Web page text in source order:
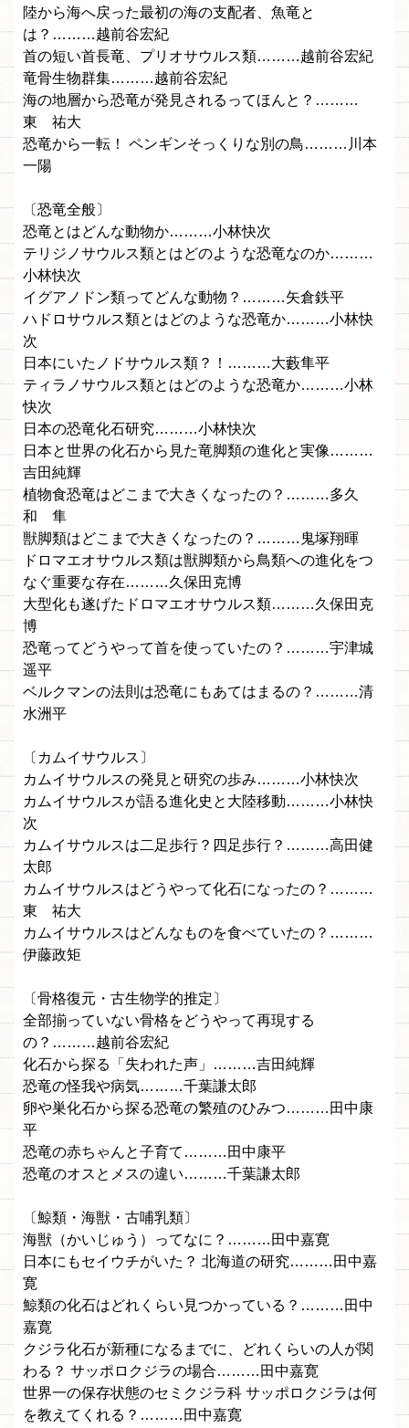
陸から海へ戻った最初の海の支配者、魚竜と
は？………越前谷宏紀
首の短い首長竜、プリオサウルス類………越前谷宏紀
竜骨生物群集………越前谷宏紀
海の地層から恐竜が発見されるってほんと？………
東 祐大
恐竜から一転！ ペンギンそっくりな別の鳥………川本
一陽
〔恐竜全般〕
恐竜とはどんな動物か………小林快次
テリジノサウルス類とはどのような恐竜なのか………
小林快次
イグアノドン類ってどんな動物？………矢倉鉄平
ハドロサウルス類とはどのような恐竜か………小林快
次
日本にいたノドサウルス類？！………大藪隼平
ティラノサウルス類とはどのような恐竜か………小林
快次
日本の恐竜化石研究………小林快次
日本と世界の化石から見た竜脚類の進化と実像………
吉田純輝
植物食恐竜はどこまで大きくなったの？………多久
和 隼
獣脚類はどこまで大きくなったの？………鬼塚翔暉
ドロマエオサウルス類は獣脚類から鳥類への進化をつ
なぐ重要な存在………久保田克博
大型化も遂げたドロマエオサウルス類………久保田克
博
恐竜ってどうやって首を使っていたの？………宇津城
遥平
ベルクマンの法則は恐竜にもあてはまるの？………清
水洲平
〔カムイサウルス〕
カムイサウルスの発見と研究の歩み………小林快次
カムイサウルスが語る進化史と大陸移動………小林快
次
カムイサウルスは二足歩行？四足歩行？………高田健
太郎
カムイサウルスはどうやって化石になったの？………
東 祐大
カムイサウルスはどんなものを食べていたの？………
伊藤政矩
〔骨格復元・古生物学的推定〕
全部揃っていない骨格をどうやって再現する
の？………越前谷宏紀
化石から探る「失われた声」………吉田純輝
恐竜の怪我や病気………千葉謙太郎
卵や巣化石から探る恐竜の繁殖のひみつ………田中康
平
恐竜の赤ちゃんと子育て………田中康平
恐竜のオスとメスの違い………千葉謙太郎
〔鯨類・海獣・古哺乳類〕
海獣（かいじゅう）ってなに？………田中嘉寛
日本にもセイウチがいた？ 北海道の研究………田中嘉
寛
鯨類の化石はどれくらい見つかっている？………田中
嘉寛
クジラ化石が新種になるまでに、どれくらいの人が関
わる？ サッポロクジラの場合………田中嘉寛
世界一の保存状態のセミクジラ科 サッポロクジラは何
を教えてくれる？………田中嘉寛